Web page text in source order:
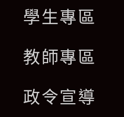
學生專區
教師專區
政令宣導